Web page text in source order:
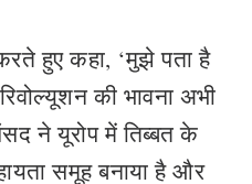
हुए कहा, ‘मुझे पता है
की भावना अभी
ने यूरोप में तिब्बत के
समूह बनाया है और